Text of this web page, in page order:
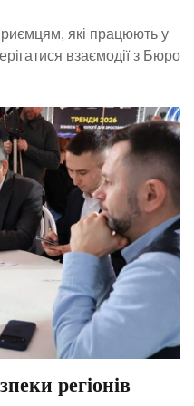
які працюють у
взаємодії з Бюро
регіонів